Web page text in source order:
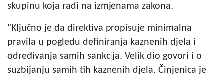
skupinu koja radi na izmjenama zakona.
"Ključno je da direktiva propisuje minimalna
pravila u pogledu definiranja kaznenih djela i
određivanja samih sankcija. Velik dio govori i o
suzbijanju samih tih kaznenih djela. Činjenica je